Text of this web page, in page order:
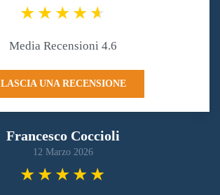
Media Recensioni 4.6
LASCIA UNA RECENSIONE
Francesco Coccioli
12 Marzo 2026